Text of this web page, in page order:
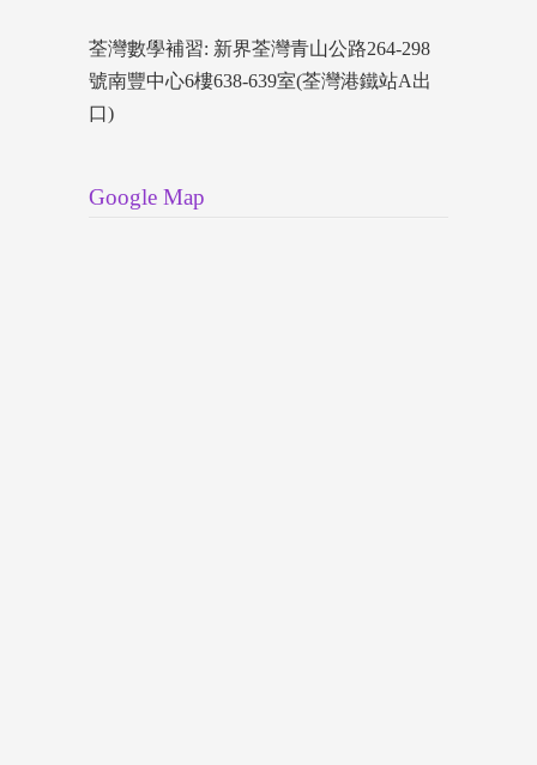
荃灣數學補習: 新界荃灣青山公路264-298
號南豐中心6樓638-639室(荃灣港鐵站A出
口)
Google Map